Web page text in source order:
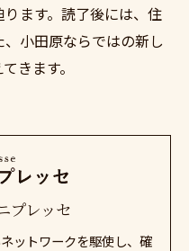
ます。読了後には、住
小田原ならではの新し
きます。
プレッセ
ットワークを駆使し、確